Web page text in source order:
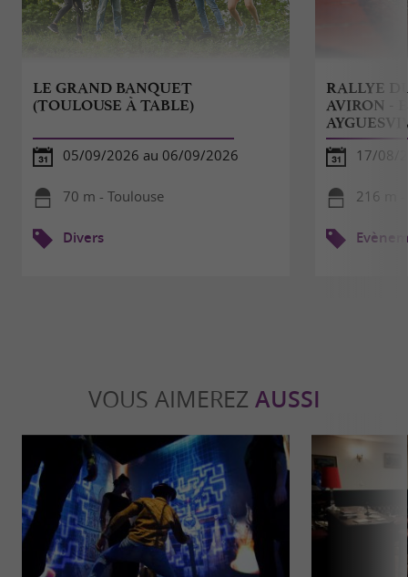
LE GRAND BANQUET
(TOULOUSE À TABLE)
05/09/2026 au 06/09/2026
70 m - Toulouse
Divers
RALLYE
AVIRON -
17/08/
216 m -
VOUS AIMEREZ AUSSI